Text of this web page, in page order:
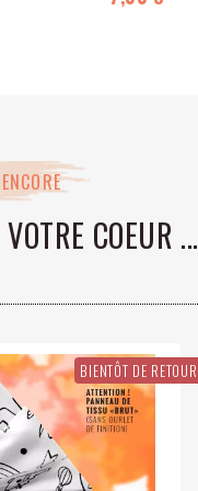
COLORIABLE
COEUR
BIENTÔT DE RETOUR